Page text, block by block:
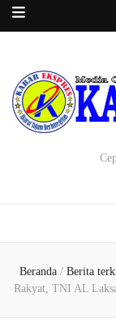
Beranda / Berita
Rakyat, TNI AL